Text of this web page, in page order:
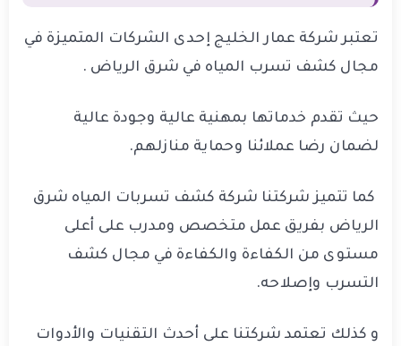
تعتبر شركة عمار الخليج إحدى الشركات المتميزة في
مجال كشف تسرب المياه في شرق الرياض .
حيث تقدم خدماتها بمهنية عالية وجودة عالية
لضمان رضا عملائنا وحماية منازلهم.
كما تتميز شركتنا شركة كشف تسربات المياه شرق
الرياض بفريق عمل متخصص ومدرب على أعلى
مستوى من الكفاءة والكفاءة في مجال كشف
التسرب وإصلاحه.
و كذلك تعتمد شركتنا على أحدث التقنيات والأدوات